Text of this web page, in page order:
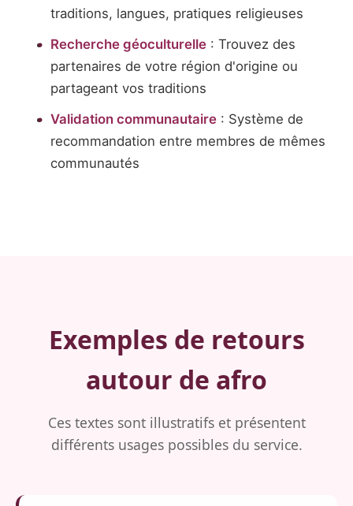
traditions, langues, pratiques religieuses
Recherche géoculturelle: Trouvez des
partenaires de votre région d'origine ou
partageant vos traditions
Validation communautaire: Système de
recommandation entre membres de mêmes
communautés
Exemples de retours
autour de afro
Ces textes sont illustratifs et présentent
différents usages possibles du service.